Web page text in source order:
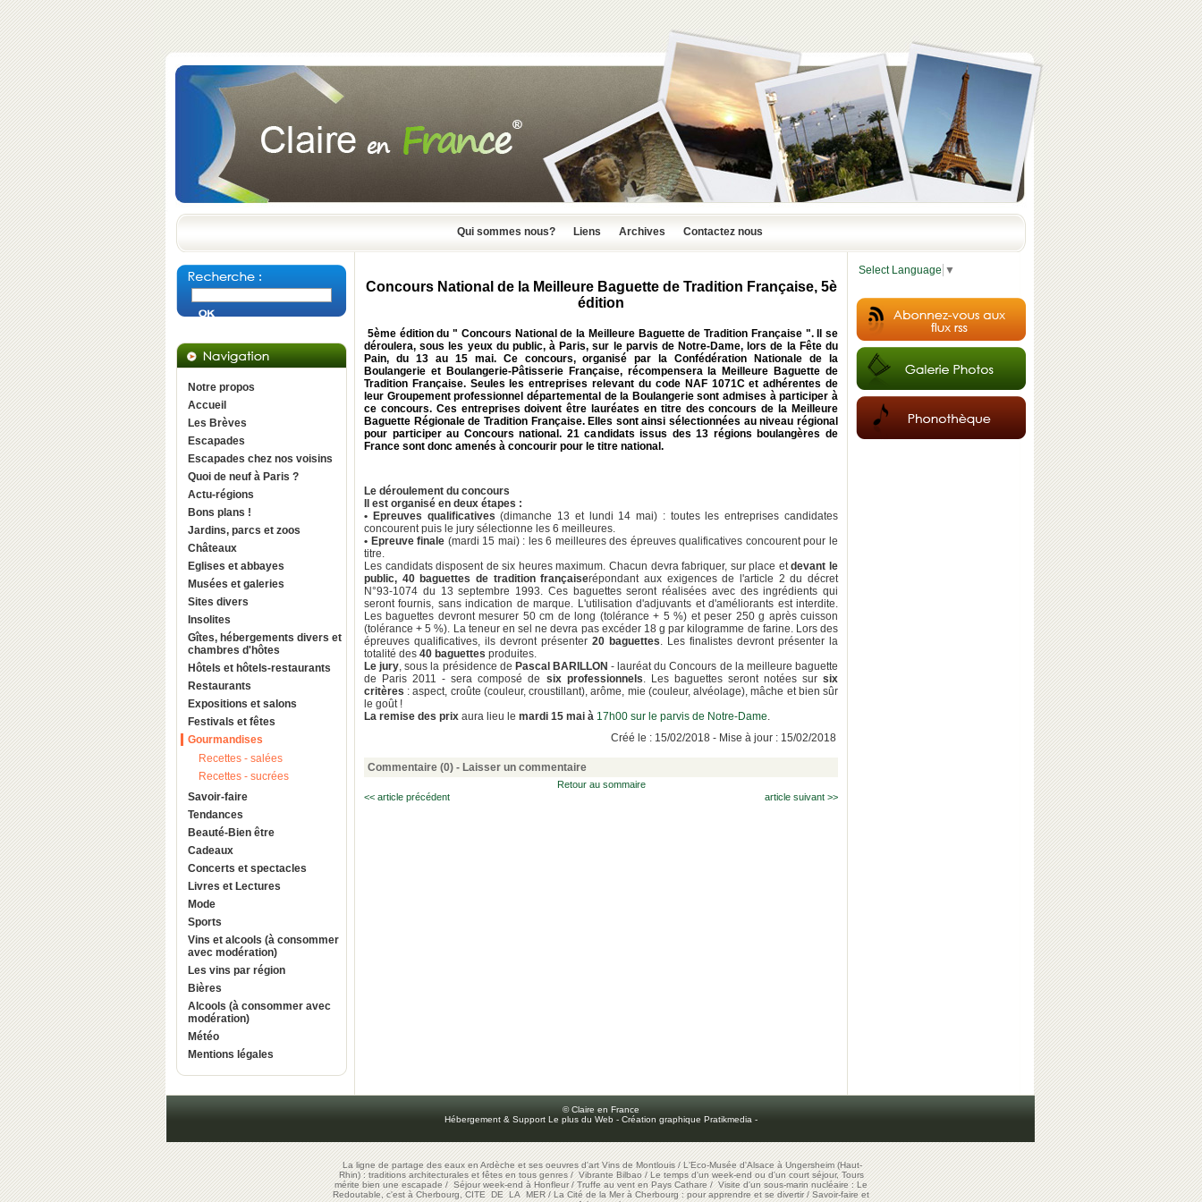
Qui sommes nous? Liens Archives Contactez nous
Notre propos
Accueil
Les Brèves
Escapades
Escapades chez nos voisins
Quoi de neuf à Paris ?
Actu-régions
Bons plans !
Jardins, parcs et zoos
Châteaux
Eglises et abbayes
Musées et galeries
Sites divers
Insolites
Gîtes, hébergements divers et
chambres d'hôtes
Hôtels et hôtels-restaurants
Restaurants
Expositions et salons
Festivals et fêtes
Gourmandises
Recettes - salées
Recettes - sucrées
Savoir-faire
Tendances
Beauté-Bien être
Cadeaux
Concerts et spectacles
Livres et Lectures
Mode
Sports
Vins et alcools (à consommer
avec modération)
Les vins par région
Bières
Alcools (à consommer avec
modération)
Météo
Mentions légales
Concours National de la Meilleure Baguette de Tradition Française, 5è
édition
5ème édition du " Concours National de la Meilleure Baguette de Tradition Française ". Il se
déroulera, sous les yeux du public, à Paris, sur le parvis de Notre-Dame, lors de la Fête du
Pain, du 13 au 15 mai. Ce concours, organisé par la Confédération Nationale de la
Boulangerie et Boulangerie-Pâtisserie Française, récompensera la Meilleure Baguette de
Tradition Française. Seules les entreprises relevant du code NAF 1071C et adhérentes de
leur Groupement professionnel départemental de la Boulangerie sont admises à participer à
ce concours. Ces entreprises doivent être lauréates en titre des concours de la Meilleure
Baguette Régionale de Tradition Française. Elles sont ainsi sélectionnées au niveau régional
pour participer au Concours national. 21 candidats issus des 13 régions boulangères de
France sont donc amenés à concourir pour le titre national.
Le déroulement du concours
Il est organisé en deux étapes :
• Epreuves qualificatives (dimanche 13 et lundi 14 mai) : toutes les entreprises candidates
concourent puis le jury sélectionne les 6 meilleures.
• Epreuve finale (mardi 15 mai) : les 6 meilleures des épreuves qualificatives concourent pour le
titre.
Les candidats disposent de six heures maximum. Chacun devra fabriquer, sur place etdevant le
public, 40 baguettes de tradition françaiserépondant aux exigences de l'article 2 du décret
N°93-1074 du 13 septembre 1993. Ces baguettes seront réalisées avec des ingrédients qui
seront fournis, sans indication de marque. L'utilisation d'adjuvants et d'améliorants est interdite.
Les baguettes devront mesurer 50 cm de long (tolérance + 5 %) et peser 250 g après cuisson
(tolérance + 5 %). La teneur en sel ne devra pas excéder 18 g par kilogramme de farine. Lors des
épreuves qualificatives, ils devront présenter 20 baguettes. Les finalistes devront présenter la
totalité des 40 baguettes produites.
Le jury, sous la présidence de Pascal BARILLON - lauréat du Concours de la meilleure baguette
de Paris 2011 - sera composé de six professionnels. Les baguettes seront notées sursix
critères : aspect, croûte (couleur, croustillant), arôme, mie (couleur, alvéolage), mâche et bien sûr
le goût !
La remise des prix aura lieu le mardi 15 mai à 17h00 sur le parvis de Notre-Dame.
Créé le : 15/02/2018 - Mise à jour : 15/02/2018
Commentaire (0) - Laisser un commentaire
Retour au sommaire
article suivant >>
<< article précédent
Select Language ▼
© Claire en France
Hébergement & Support Le plus du Web - Création graphique Pratikmedia -
La ligne de partage des eaux en Ardèche et ses oeuvres d'art Vins de Montlouis/L'Eco-Musée d'Alsace à Ungersheim (Haut-
Rhin) : traditions architecturales et fêtes en tous genres/Vibrante Bilbao/Le temps d'un week-end ou d'un court séjour, Tours
mérite bien une escapade/Séjour week-end à Honfleur/Truffe au vent en Pays Cathare/Visite d'un sous-marin nucléaire : Le
Redoutable, c'est à Cherbourg, CITE DE LA MER/La Cité de la Mer à Cherbourg : pour apprendre et se divertir/Savoir-faire et